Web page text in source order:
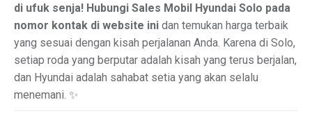
di ufuk senja! Hubungi Sales Mobil Hyundai Solo pada
nomor kontak di website ini dan temukan harga terbaik
yang sesuai dengan kisah perjalanan Anda. Karena di Solo,
setiap roda yang berputar adalah kisah yang terus berjalan,
dan Hyundai adalah sahabat setia yang akan selalu
menemani. ✨